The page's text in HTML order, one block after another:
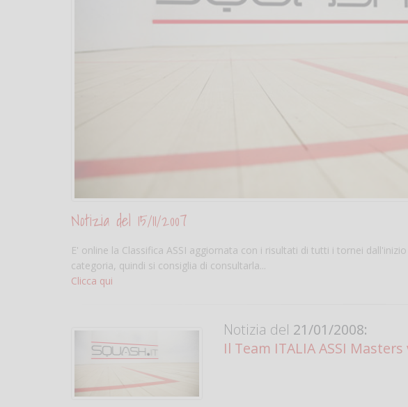
Notizia del 15/11/2007
E' online la Classifica ASSI aggiornata con i risultati di tutti i tornei
categoria, quindi si consiglia di consultarla...
Clicca qui
Notizia del 21/01/2008:
Il Team ITALIA ASSI